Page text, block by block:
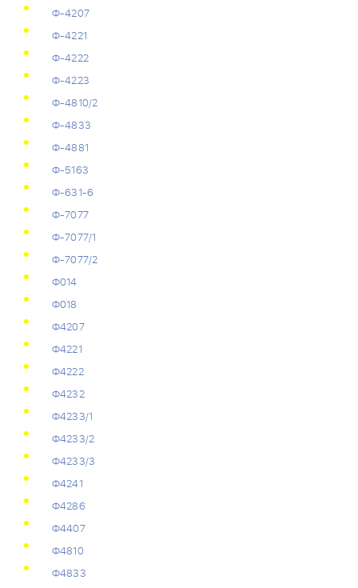
Ф-4207
Ф-4221
Ф-4222
Ф-4223
Ф-4810/2
Ф-4833
Ф-4881
Ф-5163
Ф-631-6
Ф-7077
Ф-7077/1
Ф-7077/2
Ф014
Ф018
Ф4207
Ф4221
Ф4222
Ф4232
Ф4233/1
Ф4233/2
Ф4233/3
Ф4241
Ф4286
Ф4407
Ф4810
Ф4833